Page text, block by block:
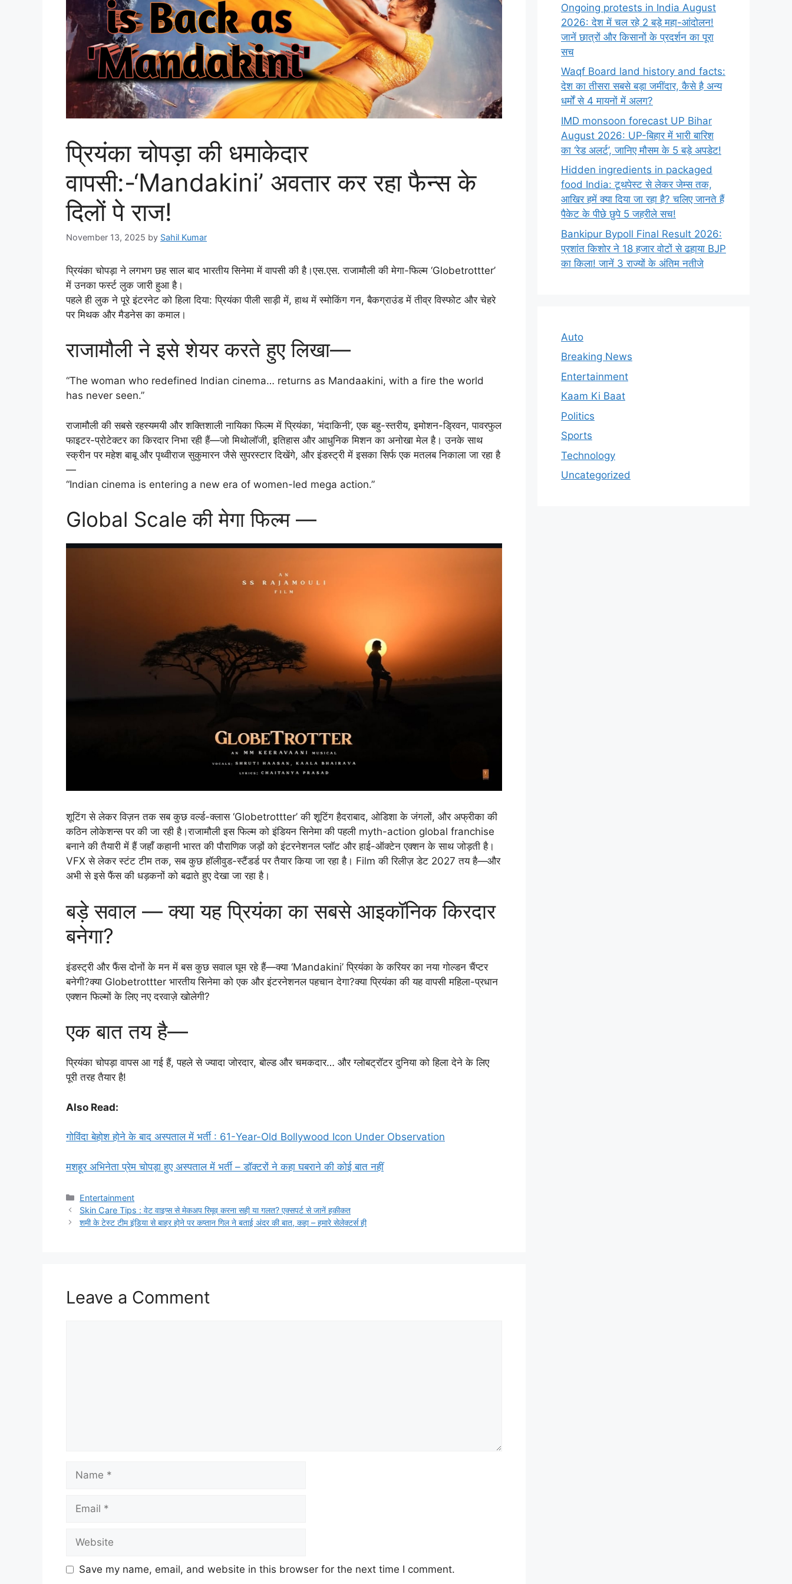
प्रियंका चोपड़ा की धमाकेदार
वापसी:-‘Mandakini’ अवतार कर रहा फैन्स के
दिलों पे राज!
November 13, 2025 by Sahil Kumar
प्रियंका चोपड़ा ने लगभग छह साल बाद भारतीय सिनेमा में वापसी की है।एस.एस. राजामौली की मेगा-फिल्म ‘Globetrottter’
में उनका फर्स्ट लुक जारी हुआ है।
पहले ही लुक ने पूरे इंटरनेट को हिला दिया: प्रियंका पीली साड़ी में, हाथ में स्मोकिंग गन, बैकग्राउंड में तीव्र विस्फोट और चेहरे
पर मिथक और मैडनेस का कमाल।
राजामौली ने इसे शेयर करते हुए लिखा—
“The woman who redefined Indian cinema… returns as Mandaakini, with a fire the world
has never seen.”
राजामौली की सबसे रहस्यमयी और शक्तिशाली नायिका फिल्म में प्रियंका, ‘मंदाकिनी’, एक बहु-स्तरीय, इमोशन-ड्रिवन, पावरफुल
फाइटर-प्रोटेक्टर का किरदार निभा रही हैं—जो मिथोलॉजी, इतिहास और आधुनिक मिशन का अनोखा मेल है। उनके साथ
स्क्रीन पर महेश बाबू और पृथ्वीराज सुकुमारन जैसे सुपरस्टार दिखेंगे, और इंडस्ट्री में इसका सिर्फ एक मतलब निकाला जा रहा है
—
“Indian cinema is entering a new era of women-led mega action.”
Global Scale की मेगा फिल्म —
शूटिंग से लेकर विज़न तक सब कुछ वर्ल्ड-क्लास ‘Globetrottter’ की शूटिंग हैदराबाद, ओडिशा के जंगलों, और अफ्रीका की
कठिन लोकेशन्स पर की जा रही है।राजामौली इस फिल्म को इंडियन सिनेमा की पहली myth-action global franchise
बनाने की तैयारी में हैं जहाँ कहानी भारत की पौराणिक जड़ों को इंटरनेशनल प्लॉट और हाई-ऑक्टेन एक्शन के साथ जोड़ती है।
VFX से लेकर स्टंट टीम तक, सब कुछ हॉलीवुड-स्टैंडर्ड पर तैयार किया जा रहा है। Film की रिलीज़ डेट 2027 तय है—और
अभी से इसे फैंस की धड़कनों को बढाते हुए देखा जा रहा है।
बड़े सवाल — क्या यह प्रियंका का सबसे आइकॉनिक किरदार
बनेगा?
इंडस्ट्री और फैंस दोनों के मन में बस कुछ सवाल घूम रहे हैं—क्या ‘Mandakini’ प्रियंका के करियर का नया गोल्डन चैंप्टर
बनेगी?क्या Globetrottter भारतीय सिनेमा को एक और इंटरनेशनल पहचान देगा?क्या प्रियंका की यह वापसी महिला-प्रधान
एक्शन फिल्मों के लिए नए दरवाज़े खोलेगी?
एक बात तय है—
प्रियंका चोपड़ा वापस आ गई हैं, पहले से ज्यादा जोरदार, बोल्ड और चमकदार… और ग्लोबट्रॉटर दुनिया को हिला देने के लिए
पूरी तरह तैयार है!
Also Read:
गोविंदा बेहोश होने के बाद अस्पताल में भर्ती : 61-Year-Old Bollywood Icon Under Observation
मशहूर अभिनेता प्रेम चोपड़ा हुए अस्पताल में भर्ती – डॉक्टरों ने कहा घबराने की कोई बात नहीं
Categories
Entertainment
Skin Care Tips : वेट वाइप्स से मेकअप रिमूव करना सही या गलत? एक्सपर्ट से जानें हकीकत
शमी के टेस्ट टीम इंडिया से बाहर होने पर कप्तान गिल ने बताई अंदर की बात, कहा – हमारे सेलेक्टर्स ही
Leave a Comment
Save my name, email, and website in this browser for the next time I comment.
Ongoing protests in India August
2026: देश में चल रहे 2 बड़े महा-आंदोलन!
जानें छात्रों और किसानों के प्रदर्शन का पूरा
सच
Waqf Board land history and facts:
देश का तीसरा सबसे बड़ा जमींदार, कैसे है अन्य
धर्मों से 4 मायनों में अलग?
IMD monsoon forecast UP Bihar
August 2026: UP-बिहार में भारी बारिश
का ‘रेड अलर्ट’, जानिए मौसम के 5 बड़े अपडेट!
Hidden ingredients in packaged
food India: टूथपेस्ट से लेकर जेम्स तक,
आखिर हमें क्या दिया जा रहा है? चलिए जानते हैं
पैकेट के पीछे छुपे 5 जहरीले सच!
Bankipur Bypoll Final Result 2026:
प्रशांत किशोर ने 18 हजार वोटों से ढहाया BJP
का किला! जानें 3 राज्यों के अंतिम नतीजे
Auto
Breaking News
Entertainment
Kaam Ki Baat
Politics
Sports
Technology
Uncategorized